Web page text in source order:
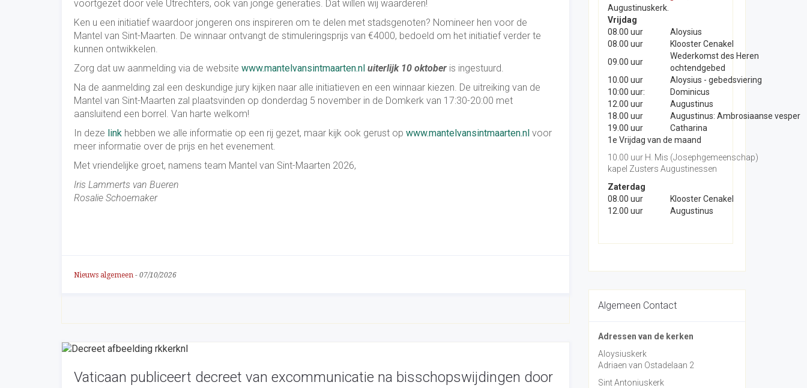
voortgezet door vele Utrechters, ook van jonge generaties. Dat willen wij waarderen!
Ken u een initiatief waardoor jongeren ons inspireren om te delen met stadsgenoten? Nomineer hen voor de
Mantel van Sint-Maarten. De winnaar ontvangt de stimuleringsprijs van €4000, bedoeld om het initiatief verder te
kunnen ontwikkelen.
Zorg dat uw aanmelding via de website www.mantelvansintmaarten.nl uiterlijk 10 oktober is ingestuurd.
Na de aanmelding zal een deskundige jury kijken naar alle initiatieven en een winnaar kiezen. De uitreiking van de
Mantel van Sint-Maarten zal plaatsvinden op donderdag 5 november in de Domkerk van 17:30-20:00 met
aansluitend een borrel. Van harte welkom!
In deze link hebben we alle informatie op een rij gezet, maar kijk ook gerust op www.mantelvansintmaarten.nl voor
meer informatie over de prijs en het evenement.
Met vriendelijke groet, namens team Mantel van Sint-Maarten 2026,
Iris Lammerts van Bueren
Rosalie Schoemaker
Nieuws algemeen - 07/10/2026
Vaticaan publiceert decreet van excommunicatie na bisschopswijdingen door
Augustinuskerk.
Vrijdag
08.00 uur
Aloysius
08.00 uur
Klooster Cenakel
09.00 uur
Wederkomst des Heren
ochtendgebed
10.00 uur
Aloysius - gebedsviering
10:00 uur:
Dominicus
12.00 uur
Augustinus
18.00 uur
Augustinus: Ambrosiaanse vesper
19.00 uur
Catharina
1e Vrijdag van de maand
10.00 uur H. Mis (Josephgemeenschap)
kapel Zusters Augustinessen
Zaterdag
08.00 uur
Klooster Cenakel
12.00 uur
Augustinus
Algemeen Contact
Adressen van de kerken
Aloysiuskerk
Adriaen van Ostadelaan 2
Sint Antoniuskerk